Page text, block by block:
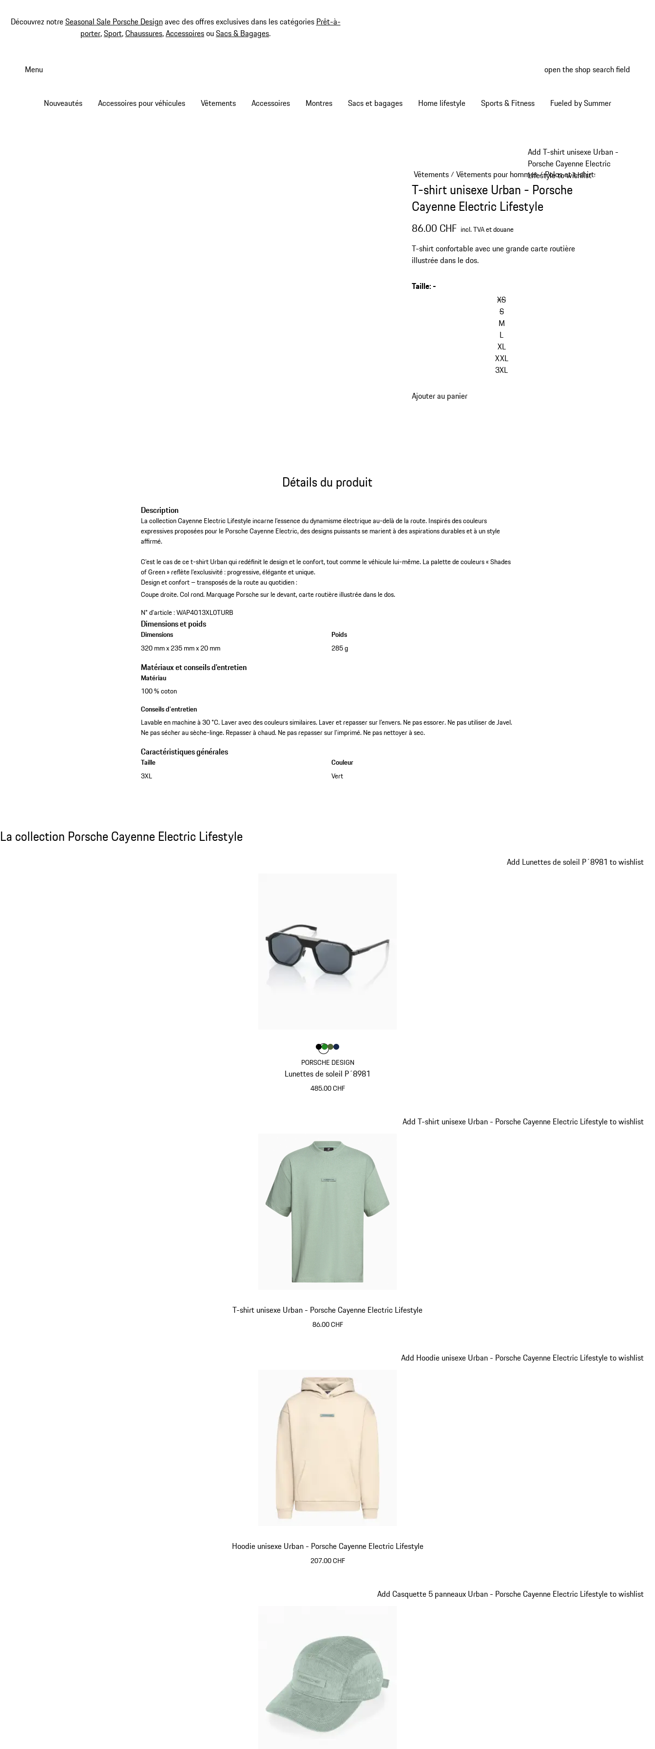
Découvrez notreSeasonal Sale Porsche Designavec des offres exclusives dans les catégories Prêt-à-
porter,Sport,Chaussures,AccessoiresouSacs & Bagages.
Menu open the shop search field
Nouveautés Accessoires pour véhicules Vêtements Accessoires Montres Sacs et bagages Home lifestyle Sports & Fitness Fueled by Summer
Add T-shirt unisexe Urban -
Porsche Cayenne Electric
Lifestyle to wishlist
Vêtements/ Vêtements pour hommes/Polos et t-shirts
T-shirt unisexe Urban - Porsche
Cayenne Electric Lifestyle
86.00 CHF incl. TVA et douane
T-shirt confortable avec une grande carte routière
illustrée dans le dos.
Taille:-
XS
S
M
L
XL
XXL
3XL
aux
Ajouter au panier
Détails du produit
Description
La collection Cayenne Electric Lifestyle incarne l’essence du dynamisme électrique au-delà de la route. Inspirés des couleurs
expressives proposées pour le Porsche Cayenne Electric, des designs puissants se marient à des aspirations durables et à un style
affirmé.
C’est le cas de ce t-shirt Urban qui redéfinit le design et le confort, tout comme le véhicule lui-même. La palette de couleurs « Shades
of Green » reflète l’exclusivité : progressive, élégante et unique.
Design et confort – transposés de la route au quotidien :
Coupe droite.Col rond.Marquage Porsche sur le devant, carte routière illustrée dans le dos.
N° d'article :WAP4013XL0TURB
Dimensions et poids
Dimensions
320 mm x 235 mm x 20 mm
Poids
285 g
Matériaux et conseils d'entretien
Matériau
100 % coton
Conseils d'entretien
Lavable en machine à 30 °C. Laver avec des couleurs similaires. Laver et repasser sur l’envers. Ne pas essorer. Ne pas utiliser de Javel.
Ne pas sécher au sèche-linge. Repasser à chaud. Ne pas repasser sur l’imprimé. Ne pas nettoyer à sec.
Caractéristiques générales
Taille
3XL
Couleur
Vert
La collection Porsche Cayenne Electric Lifestyle
La collection Porsche Cayenne Electric Lifestyle
PORSCHE DESIGN
Lunettes de soleil P´8981
485.00 CHF
Add Lunettes de soleil P´8981 to wishlist
Couleur
Couleur
Couleur
Couleur
Couleur
T-shirt unisexe Urban - Porsche Cayenne Electric Lifestyle
86.00 CHF
Add T-shirt unisexe Urban - Porsche Cayenne Electric Lifestyle to wishlist
Hoodie unisexe Urban - Porsche Cayenne Electric Lifestyle
207.00 CHF
Add Hoodie unisexe Urban - Porsche Cayenne Electric Lifestyle to wishlist
Add Casquette 5 panneaux Urban - Porsche Cayenne Electric Lifestyle to wishlist